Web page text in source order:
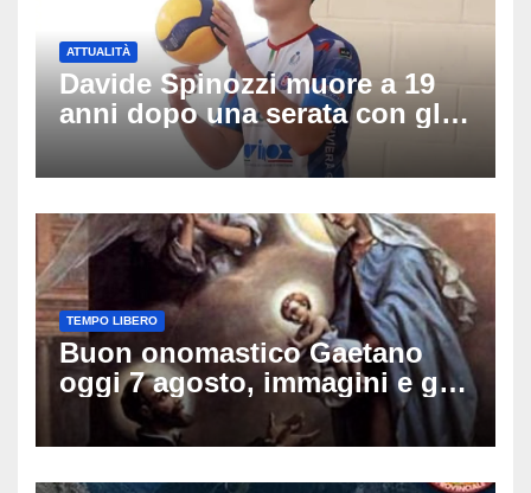
ATTUALITÀ
Davide Spinozzi muore a 19
anni dopo una serata con gli
amici: il mistero dello
schianto senza frenata
TEMPO LIBERO
Buon onomastico Gaetano
oggi 7 agosto, immagini e gif
di auguri da condividere sui
social